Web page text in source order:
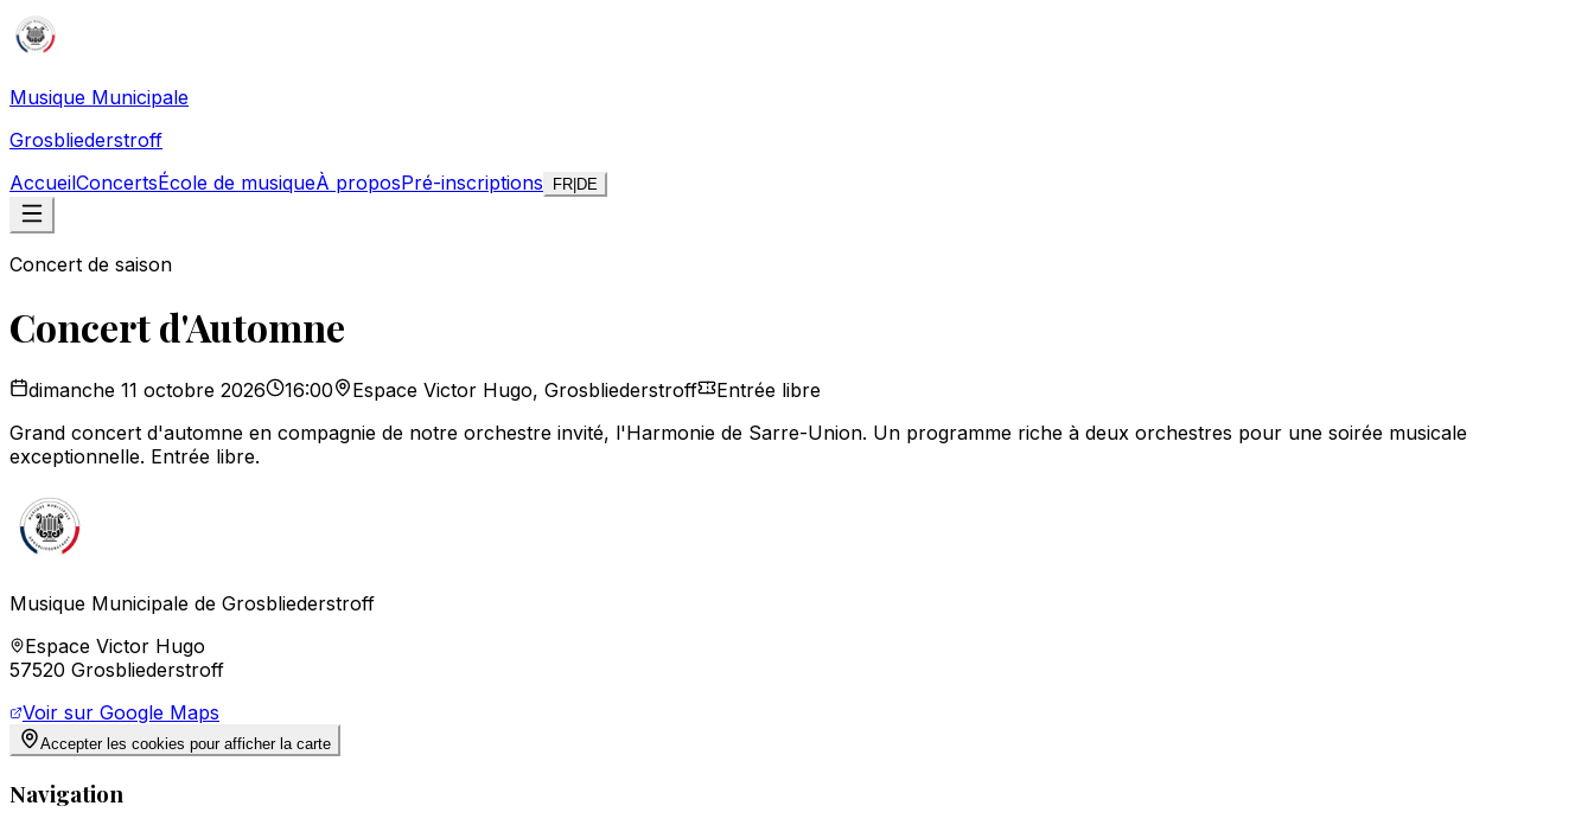
Musique Municipale
Grosbliederstroff
AccueilConcertsÉcole de musiqueÀ proposPré-inscriptions FR DE
Concert de saison
Concert d'Automne
dimanche 11 octobre 2026 16:00 Espace Victor Hugo, Grosbliederstroff
Entrée libre
Grand concert d'automne en compagnie de notre orchestre invité, l'Harmonie de Sarre-Union. Un programme riche à deux orchestres pour une soirée musicale
exceptionnelle. Entrée libre.
Musique Municipale de Grosbliederstroff
Espace Victor Hugo
57520 Grosbliederstroff
Voir sur Google Maps
Accepter les cookies pour afficher la carte
Navigation